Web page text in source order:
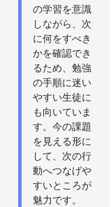
の学習を意識
しながら、次
に何をすべき
かを確認でき
るため、勉強
の手順に迷い
やすい生徒に
も向いていま
す。今の課題
を見える形に
して、次の行
動へつなげや
すいところが
魅力です。